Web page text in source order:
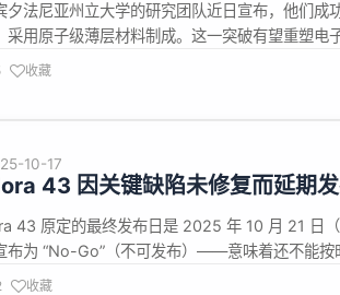
夕法尼亚州立大学的研究团队近日宣布，他们成
采用原子级薄层材料制成。这一突破有望重塑电
铺平道路。 长久以来，硅一直是智能手机、计
收藏
10-17
43 因关键缺陷未修复而延期
43 原定的最终发布日是 2025 年 10 月 21 日
布为 “No-Go”（不可发布）——意味着还不能按
塞性 bug 列表中有十个已被接受的关键缺陷，
收藏